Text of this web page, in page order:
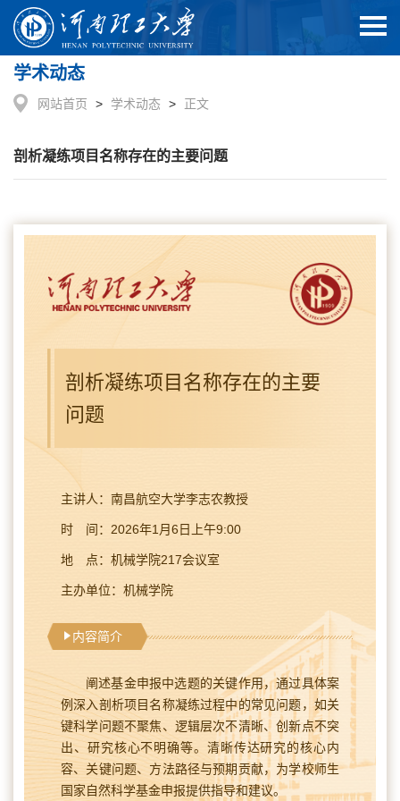
学术动态
网站首页 > 学术动态 > 正文
剖析凝练项目名称存在的主要问题
剖析凝练项目名称存在的主要
问题
主讲人：南昌航空大学李志农教授
时 间：2026年1月6日上午9:00
地 点：机械学院217会议室
主办单位：机械学院
内容简介
阐述基金申报中选题的关键作用，通过具体案
例深入剖析项目名称凝练过程中的常见问题，如关
键科学问题不聚焦、逻辑层次不清晰、创新点不突
出、研究核心不明确等。清晰传达研究的核心内
容、关键问题、方法路径与预期贡献，为学校师生
国家自然科学基金申报提供指导和建议。